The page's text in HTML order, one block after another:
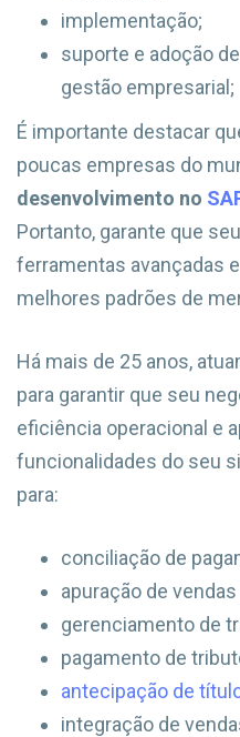
implementação;
suporte e adoção
gestão empresarial;
É importante destacar
poucas empresas do
desenvolvimento no
Portanto, garante que
ferramentas avançadas
melhores padrões de
Há mais de 25 anos,
para garantir que seu
eficiência operacional e
funcionalidades do seu
para:
conciliação de
apuração de
gerenciamento de
pagamento de
antecipação de
integração de